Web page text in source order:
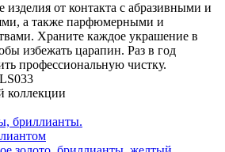
от контакта с абразивными и
а также парфюмерными и
Храните каждое украшение в
избежать царапин. Раз в год
профессиональную чистку.
коллекции
бриллианты.